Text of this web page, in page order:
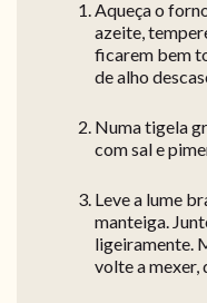
Aqueça o
azeite,
ficarem bem
de alho
Numa tigela
com sal e
Leve a lume
manteiga.
ligeiramente.
volte a mexer,